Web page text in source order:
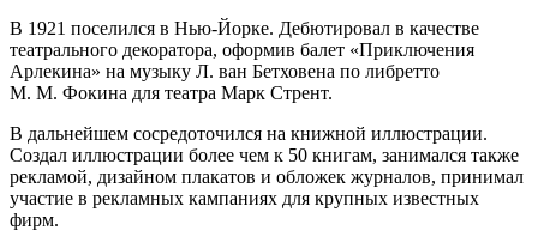
В 1921 поселился в Нью-Йорке. Дебютировал в качестве
театрального декоратора, оформив балет «Приключения
Арлекина» на музыку Л. ван Бетховена по либретто
М. М. Фокина для театра Марк Стрент.
В дальнейшем сосредоточился на книжной иллюстрации.
Создал иллюстрации более чем к 50 книгам, занимался также
рекламой, дизайном плакатов и обложек журналов, принимал
участие в рекламных кампаниях для крупных известных
фирм.